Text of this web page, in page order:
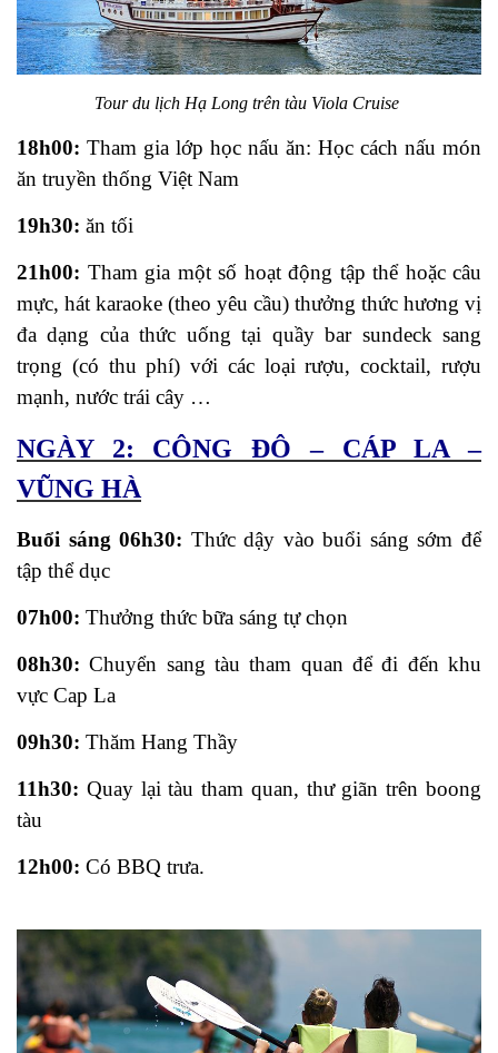
Tour du lịch Hạ Long trên tàu Viola Cruise
18h00: Tham gia lớp học nấu ăn: Học cách nấu món
ăn truyền thống Việt Nam
19h30: ăn tối
21h00: Tham gia một số hoạt động tập thể hoặc câu
mực, hát karaoke (theo yêu cầu) thưởng thức hương vị
đa dạng của thức uống tại quầy bar sundeck sang
trọng (có thu phí) với các loại rượu, cocktail, rượu
mạnh, nước trái cây …
NGÀY 2: CÔNG ĐÔ – CÁP LA –
VŨNG HÀ
Buổi sáng 06h30: Thức dậy vào buổi sáng sớm để
tập thể dục
07h00: Thưởng thức bữa sáng tự chọn
08h30:Chuyển sang tàu tham quan để đi đến khu
vực Cap La
09h30: Thăm Hang Thầy
11h30: Quay lại tàu tham quan, thư giãn trên boong
tàu
12h00: Có BBQ trưa.